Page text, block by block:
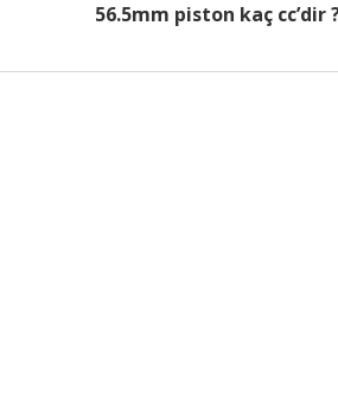
56.5mm piston kaç cc’dir